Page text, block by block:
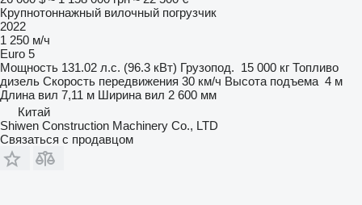
Крупнотоннажный вилочный погрузчик
2022
1 250 м/ч
Euro 5
Мощность 131.02 л.с. (96.3 кВт) Грузопод. 15 000 кг Топливо
дизель Скорость передвижения 30 км/ч Высота подъема 4 м
Длина вил 7,11 м Ширина вил 2 600 мм
Китай
Shiwen Construction Machinery Co., LTD
Связаться с продавцом